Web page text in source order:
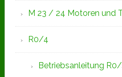
M 23 / 24 Motoren und
R0/4
Betriebsanleitung